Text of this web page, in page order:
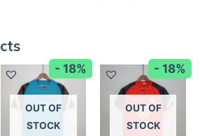
- 18%
OUT OF
STOCK
- 18%
OUT OF
STOCK